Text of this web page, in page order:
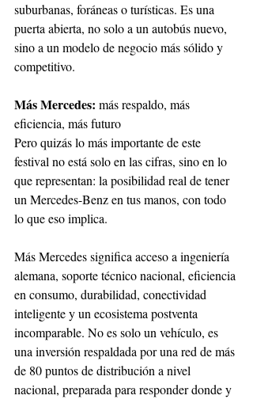
suburbanas, foráneas o turísticas. Es una
puerta abierta, no solo a un autobús nuevo,
sino a un modelo de negocio más sólido y
competitivo.
Más Mercedes: más respaldo, más
eficiencia, más futuro
Pero quizás lo más importante de este
festival no está solo en las cifras, sino en lo
que representan: la posibilidad real de tener
un Mercedes-Benz en tus manos, con todo
lo que eso implica.
Más Mercedes significa acceso a ingeniería
alemana, soporte técnico nacional, eficiencia
en consumo, durabilidad, conectividad
inteligente y un ecosistema postventa
incomparable. No es solo un vehículo, es
una inversión respaldada por una red de más
de 80 puntos de distribución a nivel
nacional, preparada para responder donde y